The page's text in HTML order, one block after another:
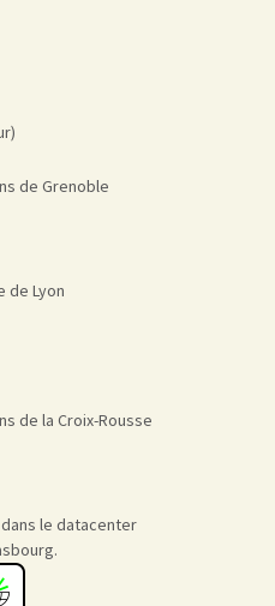
de Grenoble
de Lyon
de la Croix-Rousse
dans le datacenter